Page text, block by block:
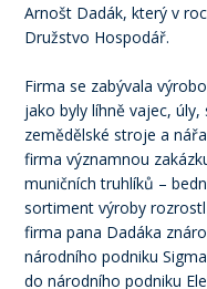
Arnošt Dadák, který v
Družstvo Hospodář.
Firma se zabývala
jako byly líhně vajec,
zemědělské stroje a
firma významnou
muničních truhlíků –
sortiment výroby
firma pana Dadáka
národního podniku
do národního podniku